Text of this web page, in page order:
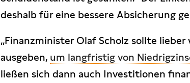
deshalb für eine bessere Absicherung
„Finanzminister Olaf Scholz sollte
ausgeben, um langfristig von
ließen sich dann auch Investitionen